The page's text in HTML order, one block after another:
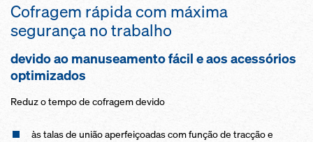
Cofragem rápida com máxima
segurança no trabalho
devido ao manuseamento fácil e aos acessórios
optimizados
Reduz o tempo de cofragem devido
às talas de união aperfeiçoadas com função de tracção e